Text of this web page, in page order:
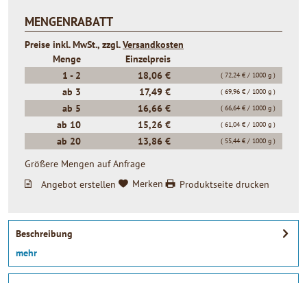
MENGENRABATT
Preise inkl. MwSt., zzgl.Versandkosten
Menge
Einzelpreis
1 - 2 18,06 € ( 72,24 € / 1000 g )
ab 3 17,49 € ( 69,96 € / 1000 g )
ab 5 16,66 € ( 66,64 € / 1000 g )
ab 10 15,26 € ( 61,04 € / 1000 g )
ab 20 13,86 € ( 55,44 € / 1000 g )
Größere Mengen auf Anfrage
Angebot erstellen
Merken Produktseite drucken
Beschreibung
mehr